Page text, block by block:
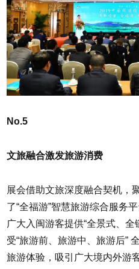
No.5
文旅融合激发旅游消费
展会借助文旅深度融合契机，
了“全福游”智慧旅游综合服务
广大入闽游客提供“全景式、
受“旅游前、旅游中、旅游后”
旅游体验，吸引广大境内外游